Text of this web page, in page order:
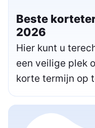
Beste
2026
Hier kunt u
een veilige plek
korte termijn op